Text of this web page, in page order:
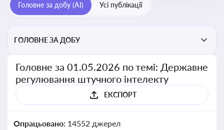
Головне за добу (AI) Усі публікації
ГОЛОВНЕ ЗА ДОБУ
Головне за 01.05.2026 по темі: Державне
регулювання штучного інтелекту
ЕКСПОРТ
Опрацьовано: 14552 джерел